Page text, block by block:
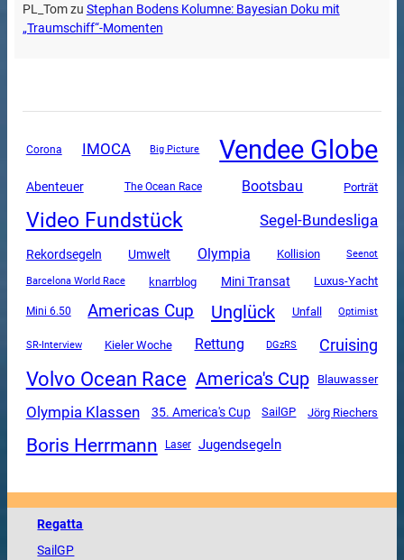
PL_Tomzu Stephan Bodens Kolumne: Bayesian Doku mit
„Traumschiff“-Momenten
Corona IMOCA Big Picture Vendee Globe
Abenteuer The Ocean Race Bootsbau Porträt
Video Fundstück Segel-Bundesliga
Rekordsegeln Umwelt Olympia Kollision Seenot
Barcelona World Race knarrblog Mini Transat Luxus-Yacht
Mini 6.50 Americas Cup Unglück Unfall Optimist
SR-Interview Kieler Woche Rettung DGzRS Cruising
Volvo Ocean Race America's Cup Blauwasser
Olympia Klassen 35. America's Cup SailGP Jörg Riechers
Boris Herrmann Laser Jugendsegeln
Regatta
SailGP